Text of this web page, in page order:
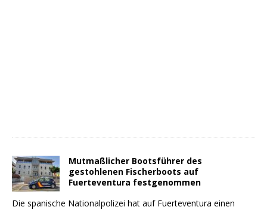
Mutmaßlicher Bootsführer des
gestohlenen Fischerboots auf
Fuerteventura festgenommen
Die spanische Nationalpolizei hat auf Fuerteventura einen